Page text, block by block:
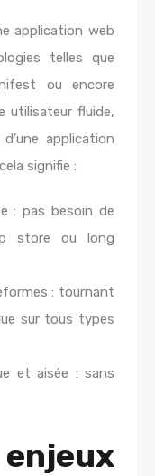
application web
telles que
ou encore
utilisateur fluide,
application
signifie :
: pas besoin de
store ou long
: tournant
sur tous types
et aisée : sans